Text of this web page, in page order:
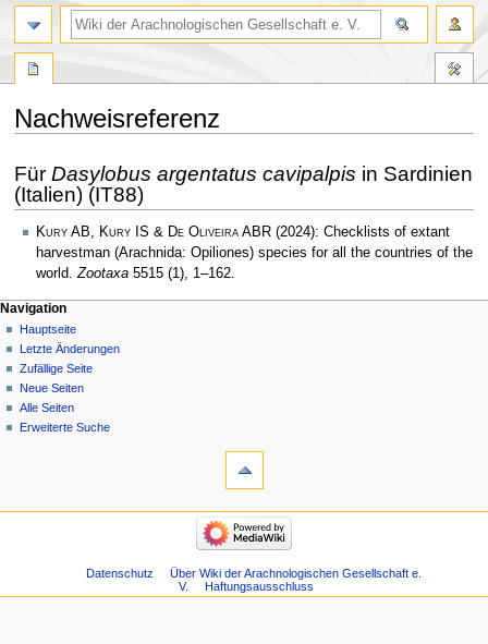
Nachweisreferenz
Navigation
springen
Suche
springen
Für Dasylobus argentatus cavipalpis in Sardinien
(Italien) (IT88)
Kury AB, Kury IS & De Oliveira ABR (2024): Checklists of extant
harvestman (Arachnida: Opiliones) species for all the countries of the
world.Zootaxa 5515 (1), 1–162.
Navigation
Hauptseite
Letzte Änderungen
Zufällige Seite
Neue Seiten
Alle Seiten
Erweiterte Suche
Datenschutz
Über Wiki der Arachnologischen Gesellschaft e.
V.
Haftungsausschluss